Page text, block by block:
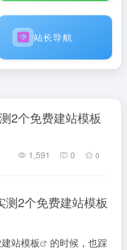
站长导航
2个免费建站模板
1,591 0 0
测2个免费建站模板
建站模板
的时候，也踩